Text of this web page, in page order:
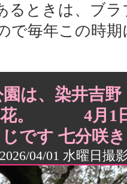
るときは、ブ
で毎年この時
は、染井吉
花。 4月1
じです 七分咲き
2026/04/01 水曜日撮